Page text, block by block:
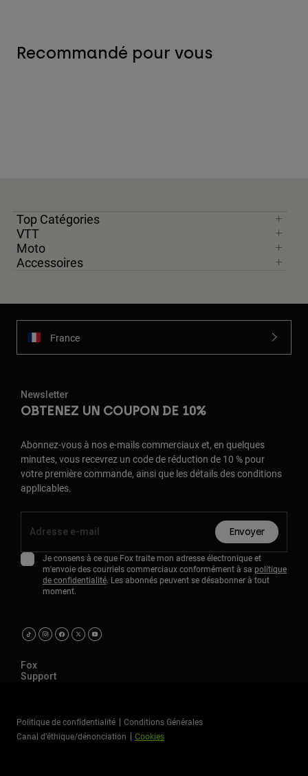
Recommandé pour vous
Top Catégories
VTT
Moto
Accessoires
France
Newsletter
OBTENEZ UN COUPON DE 10%
Abonnez-vous à nos e-mails commerciaux et, en quelques
minutes, vous recevrez un code de réduction de 10 % pour
votre première commande, ainsi que les détails des conditions
applicables.
Envoyer
Je consens à ce que Fox traite mon adresse électronique et
m'envoie des courriels commerciaux conformément à sa politique
de confidentialité. Les abonnés peuvent se désabonner à tout
moment.
Fox
Support
Politique de confidentialité
Conditions Générales
Canal d’éthique/dénonciation
Cookies